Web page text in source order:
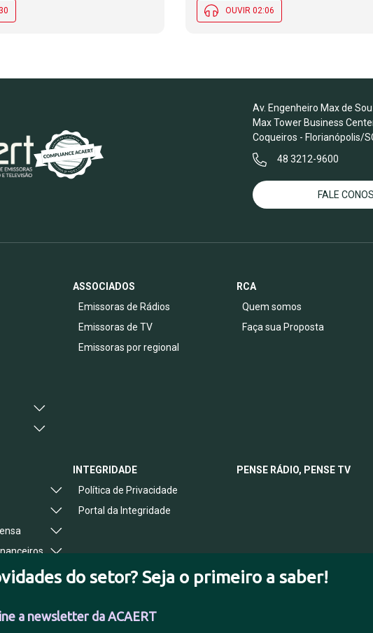
do setor? Seja o primeiro a saber!
a newsletter da ACAERT
OUVIR 02:06
Av. Engenheiro Max de
Max Tower Business
Coqueiros - Florianópolis/
48 3212-9600
FALE
ASSOCIADOS
Emissoras de Rádios
Emissoras de TV
Emissoras por regional
RCA
Quem somos
Faça sua Proposta
INTEGRIDADE
Política de Privacidade
Portal da Integridade
PENSE RÁDIO, PENSE TV